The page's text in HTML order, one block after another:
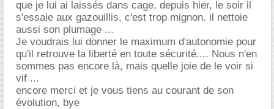
que je lui ai laissés dans cage, depuis hier, le soir il
s'essaie aux gazouillis, c'est trop mignon. il nettoie
aussi son plumage ...
Je voudrais lui donner le maximum d'autonomie pour
qu'il retrouve la liberté en toute sécurité.... Nous n'en
sommes pas encore là, mais quelle joie de le voir si
vif ...
encore merci et je vous tiens au courant de son
évolution, bye